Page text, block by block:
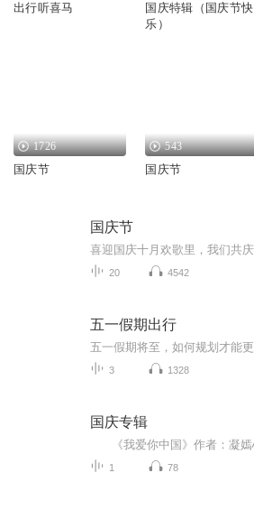
出行听喜马
国庆特辑（国庆节快
乐）
1726
国庆节
543
国庆节
国庆节
20 4542
五一假期出行
3 1328
国庆专辑
1 78